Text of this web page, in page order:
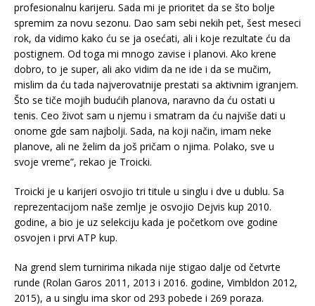
profesionalnu karijeru. Sada mi je prioritet da se što bolje
spremim za novu sezonu. Dao sam sebi nekih pet, šest meseci
rok, da vidimo kako ću se ja osećati, ali i koje rezultate ću da
postignem. Od toga mi mnogo zavise i planovi. Ako krene
dobro, to je super, ali ako vidim da ne ide i da se mučim,
mislim da ću tada najverovatnije prestati sa aktivnim igranjem.
Što se tiče mojih budućih planova, naravno da ću ostati u
tenis. Ceo život sam u njemu i smatram da ću najviše dati u
onome gde sam najbolji. Sada, na koji način, imam neke
planove, ali ne želim da još pričam o njima. Polako, sve u
svoje vreme”, rekao je Troicki.
Troicki je u karijeri osvojio tri titule u singlu i dve u dublu. Sa
reprezentacijom naše zemlje je osvojio Dejvis kup 2010.
godine, a bio je uz selekciju kada je početkom ove godine
osvojen i prvi ATP kup.
Na grend slem turnirima nikada nije stigao dalje od četvrte
runde (Rolan Garos 2011, 2013 i 2016. godine, Vimbldon 2012,
2015), a u singlu ima skor od 293 pobede i 269 poraza.